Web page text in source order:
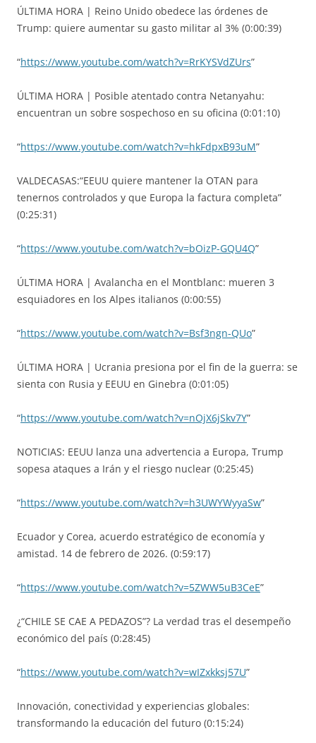
ÚLTIMA HORA | Reino Unido obedece las órdenes de
Trump: quiere aumentar su gasto militar al 3% (0:00:39)
“https://www.youtube.com/watch?v=RrKYSVdZUrs”
ÚLTIMA HORA | Posible atentado contra Netanyahu:
encuentran un sobre sospechoso en su oficina (0:01:10)
“https://www.youtube.com/watch?v=hkFdpxB93uM”
VALDECASAS:“EEUU quiere mantener la OTAN para
tenernos controlados y que Europa la factura completa”
(0:25:31)
“https://www.youtube.com/watch?v=bOizP-GQU4Q”
ÚLTIMA HORA | Avalancha en el Montblanc: mueren 3
esquiadores en los Alpes italianos (0:00:55)
“https://www.youtube.com/watch?v=Bsf3ngn-QUo”
ÚLTIMA HORA | Ucrania presiona por el fin de la guerra: se
sienta con Rusia y EEUU en Ginebra (0:01:05)
“https://www.youtube.com/watch?v=nOjX6jSkv7Y”
NOTICIAS: EEUU lanza una advertencia a Europa, Trump
sopesa ataques a Irán y el riesgo nuclear (0:25:45)
“https://www.youtube.com/watch?v=h3UWYWyyaSw”
Ecuador y Corea, acuerdo estratégico de economía y
amistad. 14 de febrero de 2026. (0:59:17)
“https://www.youtube.com/watch?v=5ZWW5uB3CeE”
¿“CHILE SE CAE A PEDAZOS”? La verdad tras el desempeño
económico del país (0:28:45)
“https://www.youtube.com/watch?v=wIZxkksj57U”
Innovación, conectividad y experiencias globales:
transformando la educación del futuro (0:15:24)